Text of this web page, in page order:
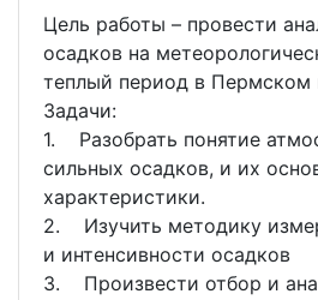
Цель работы – провести
осадков на
теплый период в Пермском
Задачи:
1. Разобрать понятие
сильных осадков, и их
характеристики.
2. Изучить методику
и интенсивности осадков
3. Произвести отбор и